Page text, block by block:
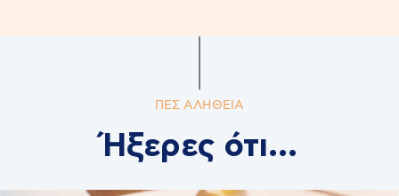
ΠΕΣ ΑΛΗΘΕΙΑ
Ήξερες ότι...